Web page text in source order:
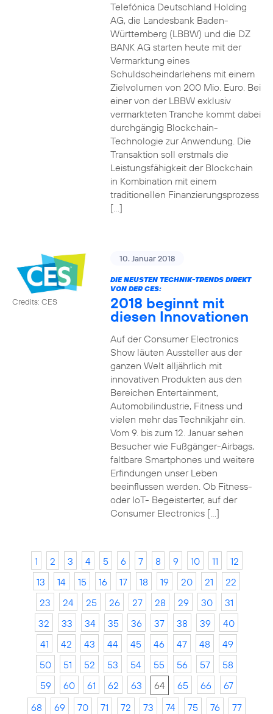
Telefónica Deutschland Holding
AG, die Landesbank Baden-
Württemberg (LBBW) und die DZ
BANK AG starten heute mit der
Vermarktung eines
Schuldscheindarlehens mit einem
Zielvolumen von 200 Mio. Euro. Bei
einer von der LBBW exklusiv
vermarkteten Tranche kommt dabei
durchgängig Blockchain-
Technologie zur Anwendung. Die
Transaktion soll erstmals die
Leistungsfähigkeit der Blockchain
in Kombination mit einem
traditionellen Finanzierungsprozess
[…]
Credits: CES
10. Januar 2018
DIE NEUSTEN TECHNIK-TRENDS DIREKT
VON DER CES:
2018 beginnt mit
diesen Innovationen
Auf der Consumer Electronics
Show läuten Aussteller aus der
ganzen Welt alljährlich mit
innovativen Produkten aus den
Bereichen Entertainment,
Automobilindustrie, Fitness und
vielen mehr das Technikjahr ein.
Vom 9. bis zum 12. Januar sehen
Besucher wie Fußgänger-Airbags,
faltbare Smartphones und weitere
Erfindungen unser Leben
beeinflussen werden. Ob Fitness-
oder IoT- Begeisterter, auf der
Consumer Electronics […]
1 2 3 4 5 6 7 8 9 10 11
12
13
14 15 16 17 18 19 20 21
22
23
24 25 26 27 28 29 30
31
32
33 34 35 36 37 38 39
40
41
42 43 44 45 46 47 48
49
50
51 52 53 54 55 56 57
58
59
60 61 62 63 64 65 66
67
68
69 70 71 72 73 74 75 76
77